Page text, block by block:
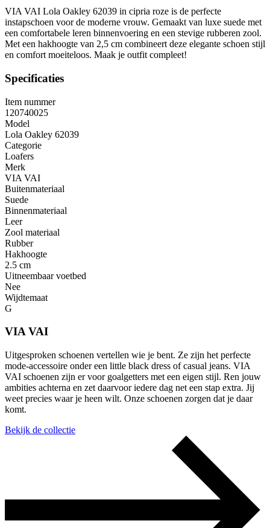
VIA VAI Lola Oakley 62039 in cipria roze is de perfecte
instapschoen voor de moderne vrouw. Gemaakt van luxe suede met
een comfortabele leren binnenvoering en een stevige rubberen zool.
Met een hakhoogte van 2,5 cm combineert deze elegante schoen stijl
en comfort moeiteloos. Maak je outfit compleet!
Specificaties
Item nummer
120740025
Model
Lola Oakley 62039
Categorie
Loafers
Merk
VIA VAI
Buitenmateriaal
Suede
Binnenmateriaal
Leer
Zool materiaal
Rubber
Hakhoogte
2.5 cm
Uitneembaar voetbed
Nee
Wijdtemaat
G
VIA VAI
Uitgesproken schoenen vertellen wie je bent. Ze zijn het perfecte
mode-accessoire onder een little black dress of casual jeans. VIA
VAI schoenen zijn er voor goalgetters met een eigen stijl. Ren jouw
ambities achterna en zet daarvoor iedere dag net een stap extra. Jij
weet precies waar je heen wilt. Onze schoenen zorgen dat je daar
komt.
Bekijk de collectie